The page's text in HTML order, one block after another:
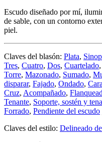
Escudo diseñado por mí,
de sable, con un contorno
piel.
Claves del blasón: Plata,
Tres, Cuatro, Dos, Cuartelado,
Torre, Mazonado, Sumado,
disparar, Fajado, Ondado,
Cruz, Acompañado,
Tenante, Soporte, sostén y
Forrado, Pendiente del escudo
Claves del estilo: Delineado